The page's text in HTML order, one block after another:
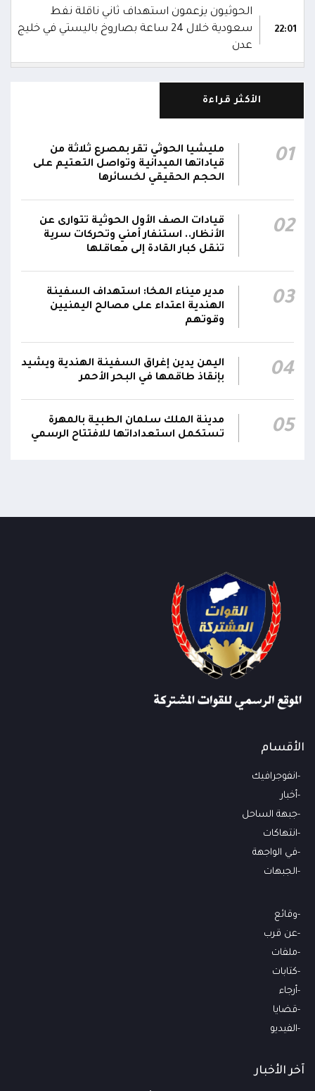
22:01
الحوثيون يزعمون استهداف ثاني ناقلة نفط
سعودية خلال 24 ساعة بصاروخ باليستي في خليج
عدن
الانتهاء وإمدادات الغاز ستعود تدريجياً لتغطية
رئيس مجلس القيادة يُصدر قراراً بتعيين يحيى
محمد كزمان وكيلاً لقطاع الأمن الداخلي، وأحمد
سعد السقطري وكيلاً لقطاع الأمن الخارجي؛ في
رئيس مجلس القيادة يعين اللواء الركن طيار
عبدالعزيز سعيد المحيا قائداً للقوات الجوية والدفاع
الجوي.. ويُعين العميد ناشر منصور باجري رئيساً
قرارات رئاسية بتعيين أحمد سعيد بن بريك وراشد
ناصر الجند مستشارين لرئيس مجلس القيادة
الرئاسي وترقيتهما إلى رتبة فريق
الأكثر قراءة
01
مليشيا الحوثي تقر بمصرع ثلاثة من
قياداتها الميدانية وتواصل التعتيم على
الحجم الحقيقي لخسائرها
02
قيادات الصف الأول الحوثية تتوارى عن
الأنظار.. استنفار أمني وتحركات سرية
تنقل كبار القادة إلى معاقلها
03
مدير ميناء المخا: استهداف السفينة
الهندية اعتداء على مصالح اليمنيين
وقوتهم
04
اليمن يدين إغراق السفينة الهندية ويشيد
بإنقاذ طاقمها في البحر الأحمر
05
مدينة الملك سلمان الطبية بالمهرة
تستكمل استعداداتها للافتتاح الرسمي
الأقسام
انفوجرافيك
أخبار
جبهة الساحل
انتهاكات
في الواجهة
الجبهات
وقائع
عن قرب
ملفات
كتابات
أرجاء
قضايا
الفيديو
آخر الأخبار